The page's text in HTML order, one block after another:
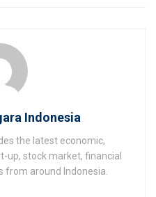
Indonesia
the latest economic,
up, stock market, financial
from around Indonesia.